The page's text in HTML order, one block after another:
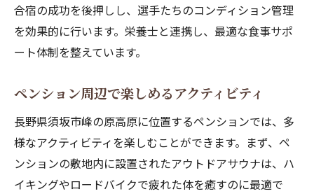
合宿の成功を後押しし、選手たちのコンディション管理
を効果的に行います。栄養士と連携し、最適な食事サポ
ート体制を整えています。
ペンション周辺で楽しめるアクティビティ
長野県須坂市峰の原高原に位置するペンションでは、多
様なアクティビティを楽しむことができます。まず、ペ
ンションの敷地内に設置されたアウトドアサウナは、ハ
イキングやロードバイクで疲れた体を癒すのに最適で